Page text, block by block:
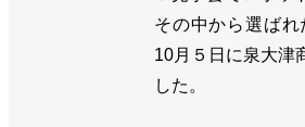
その中から選ば
10月５日に泉大津
した。